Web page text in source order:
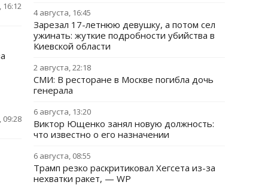
16:12
09:28
4 августа, 16:45
Зарезал 17-летнюю девушку, а потом сел
ужинать: жуткие подробности убийства в
Киевской области
2 августа, 22:18
СМИ: В ресторане в Москве погибла дочь
генерала
6 августа, 13:20
Виктор Ющенко занял новую должность:
что известно о его назначении
6 августа, 08:55
Трамп резко раскритиковал Хегсета из-за
нехватки ракет, — WP